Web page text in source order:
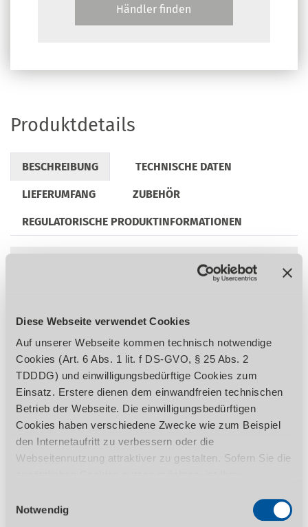
Diese Webseite verwendet Cookies
Auf unserer Webseite kommen technisch notwendige
Cookies (Art. 6 Abs. 1 lit. f DS-GVO, § 25 Abs. 2
TDDDG) und einwilligungsbedürftige Cookies zum
Einsatz. Erstere dienen dem einwandfreien technischen
Betrieb der Webseite. Die einwilligungsbedürftigen
Cookies haben verschiedene Zwecke wie zum Beispiel
den Internetaufritt zu verbessern oder die
Webseitennutzung attraktiver zu gestalten. Sofern Sie die
1 TDDDG erforderlich. Ihre erteilte Einwilligung können
Sie jederzeit durch Aufruf des Consent-Banners mit
Notwendig
Händler finden
Produktdetails
BESCHREIBUNG TECHNISCHE DATEN
LIEFERUMFANG ZUBEHÖR
REGULATORISCHE PRODUKTINFORMATIONEN
Vielseitiger Anwendungsbereich
Alle Führungen gehärtet
Handrad mit großem Durchmesser und
Skala
Einfache Bedienung der Schaltelemente
zur Geschwindigkeitsänderung
Verstellbare Schwalbenschwanzführungen
in allen 3 Achsen
Äußerst leiser Betrieb durch im Ölbad
laufendes Getriebe